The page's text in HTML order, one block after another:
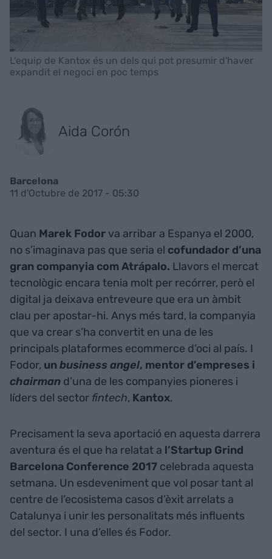
L'equip de Kantox és un dels qui pot presumir d'haver
expandit el negoci en poc temps
Aida Corón
Barcelona
11 d'Octubre de 2017 - 05:30
Quan Marek Fodor va arribar a Espanya el 2000,
no s’imaginava pas que seria el cofundador d’una
gran companyia com Atrápalo. Llavors el mercat
tecnològic encara tenia molt per recórrer, però el
digital ja deixava entreveure que era un àmbit
clau per apostar-hi. Anys més tard, la companyia
que va crear s’ha convertit en una de les
principals plataformes ecommerce d’oci al país. I
Fodor, un business angel, mentor d’empreses i
chairman d’una de les companyies pioneres i
líders del sector fintech, Kantox.
Precisament la seva aportació en aquesta darrera
aventura és el que ha relatat a l’Startup Grind
Barcelona Conference 2017 celebrada aquesta
setmana. Un esdeveniment que vol posar tant al
centre de l’ecosistema casos d’èxit arrelats a
Catalunya i unir les personalitats més influents
del sector. I una d’elles és Fodor.